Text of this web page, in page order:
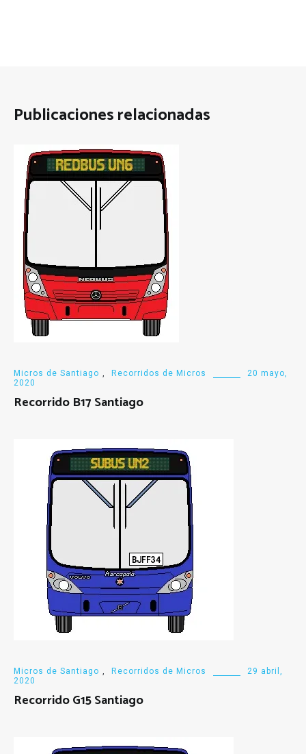
Publicaciones relacionadas
Micros de Santiago Recorridos de Micros
20 mayo,
2020
Recorrido B17 Santiago
Micros de Santiago Recorridos de Micros
29 abril,
2020
Recorrido G15 Santiago